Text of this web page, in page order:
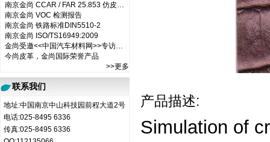
南京金尚 CCAR / FAR 25.853 仿皮…
南京金尚 VOC 检测报告
南京金尚 铁路标准DIN5510-2
南京金尚 ISO/TS16949:2009
金尚受邀<<中国汽车材料网>>专访…
今尚皮革，金尚国际荣誉产品
>>更多
联系我们
地址:中国南京中山科技园前程大道2号
电话:025-8495 6336
传真:025-8495 6336
产品描述:
Simulation of